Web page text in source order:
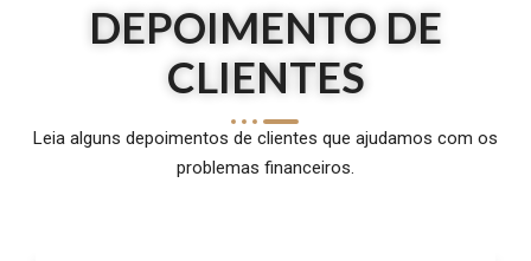
DEPOIMENTO DE
CLIENTES
Leia alguns depoimentos de clientes que ajudamos com os
problemas financeiros.